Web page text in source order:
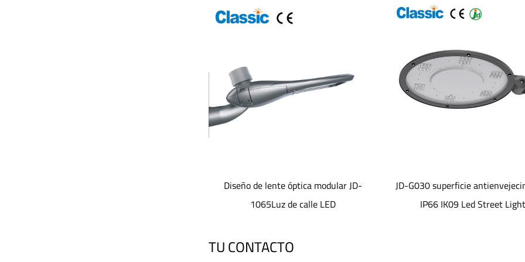
JD-G030 superficie antienvejecimiento
IP66 IK09 Led Street Light
Luz de calle Led
antienvejecimiento de
TU CONTACTO